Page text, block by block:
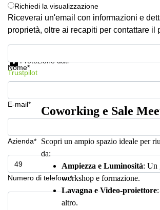
Richiedi la visualizzazione
Riceverai un'email con informazioni e
proprietà, oltre ai recapiti per contattare il
Nome*
E-mail*
Azienda*
Numero di telefono*
Protezione dati
Trustpilot
Coworking e Sale
Scopri un ampio spazio ideale per
da:
Ampiezza e Luminosità: Un
workshop e formazione.
Lavagna e Video-proiettore
altro.